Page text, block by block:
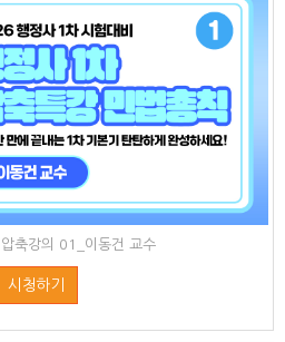
축강의 01_이동건 교수
시청하기